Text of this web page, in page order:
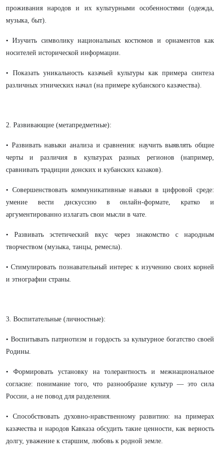
проживания народов и их культурными особенностями (одежда,
музыка, быт).
• Изучить символику национальных костюмов и орнаментов как
носителей исторической информации.
• Показать уникальность казачьей культуры как примера синтеза
различных этнических начал (на примере кубанского казачества).
2. Развивающие (метапредметные):
• Развивать навыки анализа и сравнения: научить выявлять общие
черты и различия в культурах разных регионов (например,
сравнивать традиции донских и кубанских казаков).
• Совершенствовать коммуникативные навыки в цифровой среде:
умение вести дискуссию в онлайн-формате, кратко и
аргументированно излагать свои мысли в чате.
• Развивать эстетический вкус через знакомство с народным
творчеством (музыка, танцы, ремесла).
• Стимулировать познавательный интерес к изучению своих корней
и этнографии страны.
3. Воспитательные (личностные):
• Воспитывать патриотизм и гордость за культурное богатство своей
Родины.
• Формировать установку на толерантность и межнациональное
согласие: понимание того, что разнообразие культур — это сила
России, а не повод для разделения.
• Способствовать духовно-нравственному развитию: на примерах
казачества и народов Кавказа обсудить такие ценности, как верность
долгу, уважение к старшим, любовь к родной земле.